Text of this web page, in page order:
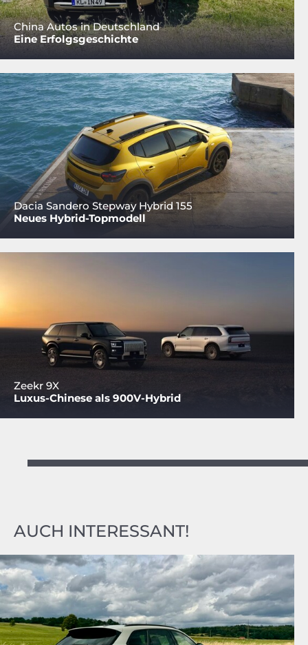
China Autos in Deutschland
Eine Erfolgsgeschichte
Dacia Sandero Stepway Hybrid 155
Neues Hybrid-Topmodell
Zeekr 9X
Luxus-Chinese als 900V-Hybrid
AUCH INTERESSANT!